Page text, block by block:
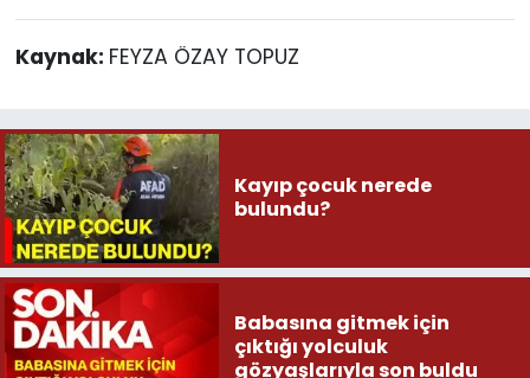
Kaynak: FEYZA ÖZAY TOPUZ
Kayıp çocuk nerede
bulundu?
Babasına gitmek için
çıktığı yolculuk
gözyaşlarıyla son buldu